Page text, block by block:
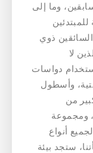
وما إلى
السائقين ذوي
لا
دواسات
وأسطول
من
ومجموعة
أنواع
ستجد بيئة